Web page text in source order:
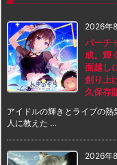
2026年
バーチ
成。輝
面越し
創り上
久保存
アイドルの輝きとライブの
人に教えた ...
2026年